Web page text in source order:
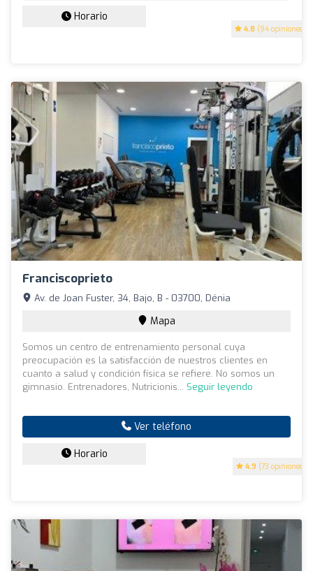
4.8 (94 opiniones)
Horario
Franciscoprieto
4.9 (73 opiniones)
Av. de Joan Fuster, 34, Bajo, B - 03700, Dénia
Mapa
Somos un centro de entrenamiento personal cuya
preocupación es la satisfacción de nuestros clientes en
cuanto a salud y condición física se refiere. No somos un
gimnasio. Entrenadores, Nutricionis... Seguir leyendo
Ver teléfono
Horario